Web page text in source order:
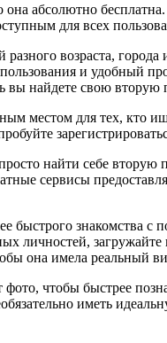
абсолютно
для всех
возраста,
и удобный
вы найдете свою вторую
местом для тех, кто
найти себе
сервисы
быстрого знакомства
личностей,
она имела реальный
чтобы быстрее
иметь